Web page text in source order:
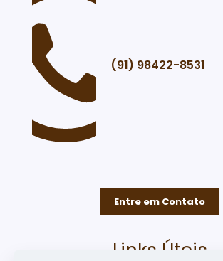
(91) 98422-8531
Entre em Contato
Links Úteis